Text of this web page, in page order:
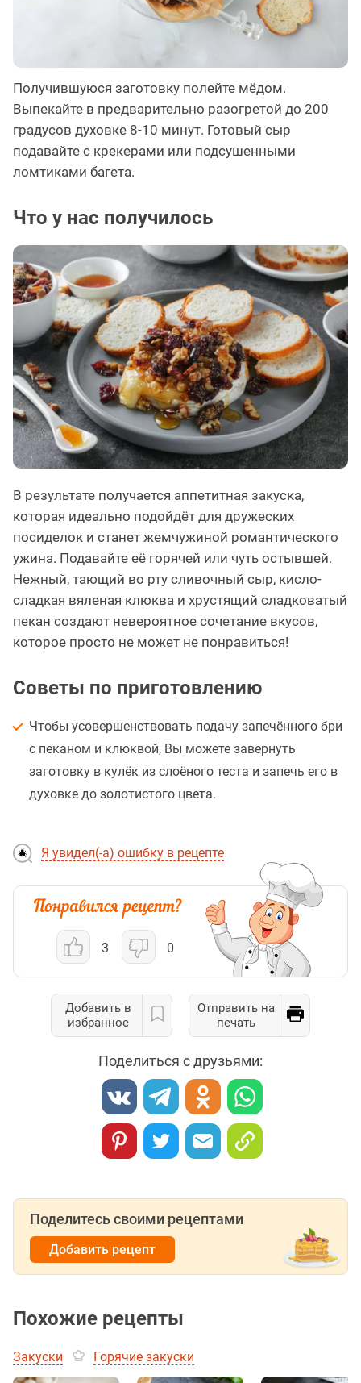
Получившуюся заготовку полейте мёдом.
Выпекайте в предварительно разогретой до 200
градусов духовке 8-10 минут. Готовый сыр
подавайте с крекерами или подсушенными
ломтиками багета.
Что у нас получилось
В результате получается аппетитная закуска,
которая идеально подойдёт для дружеских
посиделок и станет жемчужиной романтического
ужина. Подавайте её горячей или чуть остывшей.
Нежный, тающий во рту сливочный сыр, кисло-
сладкая вяленая клюква и хрустящий сладковатый
пекан создают невероятное сочетание вкусов,
которое просто не может не понравиться!
Советы по приготовлению
Чтобы усовершенствовать подачу запечённого бри
с пеканом и клюквой, Вы можете завернуть
заготовку в кулёк из слоёного теста и запечь его в
духовке до золотистого цвета.
Я увидел(-а) ошибку в рецепте
3 0
Добавить в
избранное
Отправить на
печать
Поделиться с друзьями:
Поделитесь своими рецептами
Добавить рецепт
Похожие рецепты
Закуски Горячие закуски